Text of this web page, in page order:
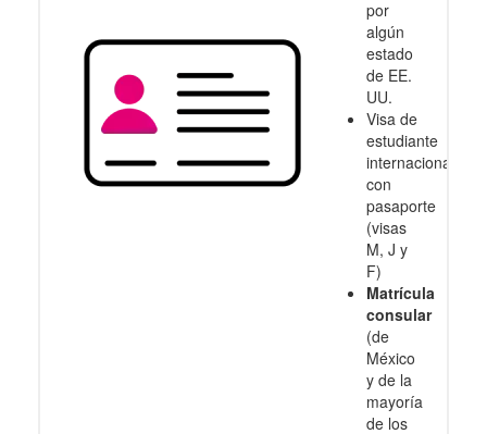
por
algún
estado
de EE.
UU.
Visa de
estudiante
internacional
con
pasaporte
(visas
M, J y
F)
Matrícula
consular
(de
México
y de la
mayoría
de los